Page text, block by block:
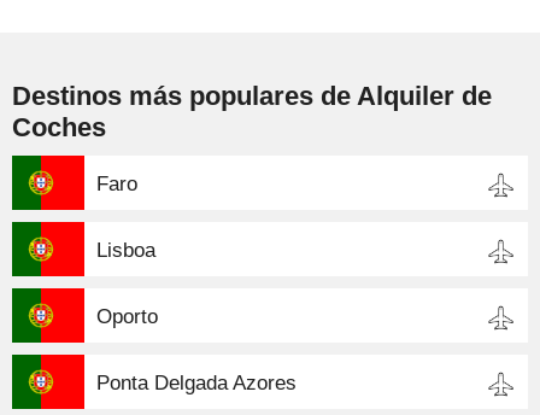
Destinos más populares de Alquiler de
Coches
Faro
Lisboa
Oporto
Ponta Delgada Azores